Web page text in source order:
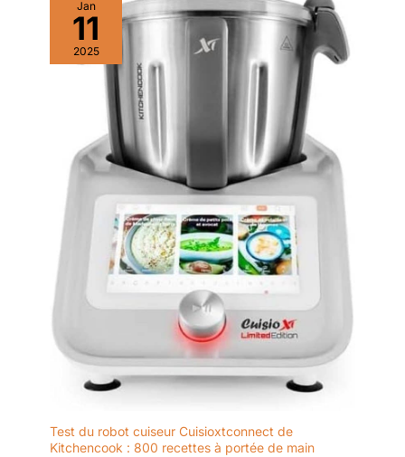
Jan
11
2025
Test du robot cuiseur Cuisioxtconnect de
Kitchencook : 800 recettes à portée de main